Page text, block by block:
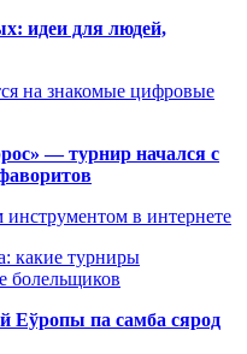
идеи для людей,
на знакомые цифровые
— турнир начался с
в интернете
какие турниры
болельщиков
Еўропы па самба сярод